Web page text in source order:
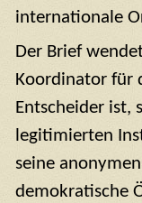
internationale
Der Brief
Koordinator für
Entscheider ist,
legitimierten
seine
demokratische